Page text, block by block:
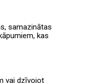
samazinātas
kas
vai dzīvojot